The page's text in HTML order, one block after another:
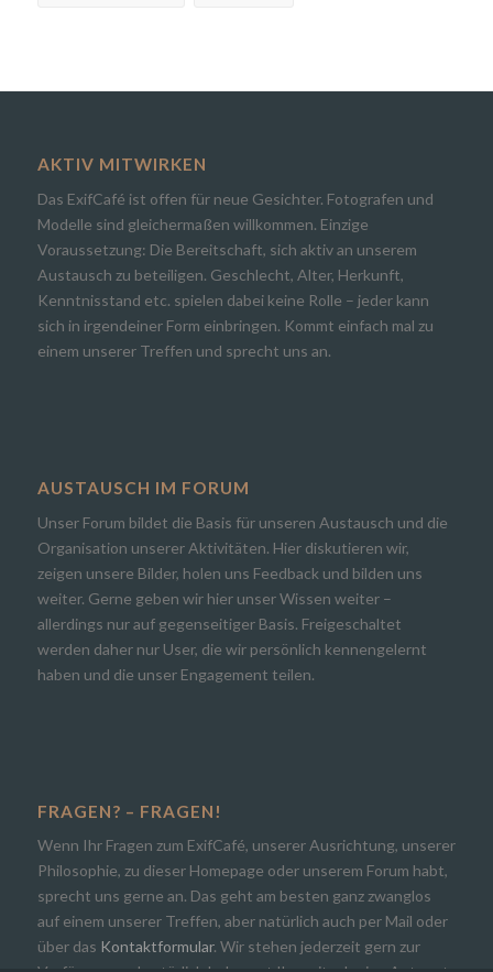
AKTIV MITWIRKEN
Das ExifCafé ist offen für neue Gesichter. Fotografen und
Modelle sind gleichermaßen willkommen. Einzige
Voraussetzung: Die Bereitschaft, sich aktiv an unserem
Austausch zu beteiligen. Geschlecht, Alter, Herkunft,
Kenntnisstand etc. spielen dabei keine Rolle – jeder kann
sich in irgendeiner Form einbringen. Kommt einfach mal zu
einem unserer Treffen und sprecht uns an.
AUSTAUSCH IM FORUM
Unser Forum bildet die Basis für unseren Austausch und die
Organisation unserer Aktivitäten. Hier diskutieren wir,
zeigen unsere Bilder, holen uns Feedback und bilden uns
weiter. Gerne geben wir hier unser Wissen weiter –
allerdings nur auf gegenseitiger Basis. Freigeschaltet
werden daher nur User, die wir persönlich kennengelernt
haben und die unser Engagement teilen.
FRAGEN? – FRAGEN!
Wenn Ihr Fragen zum ExifCafé, unserer Ausrichtung, unserer
Philosophie, zu dieser Homepage oder unserem Forum habt,
sprecht uns gerne an. Das geht am besten ganz zwanglos
auf einem unserer Treffen, aber natürlich auch per Mail oder
über das Kontaktformular. Wir stehen jederzeit gern zur